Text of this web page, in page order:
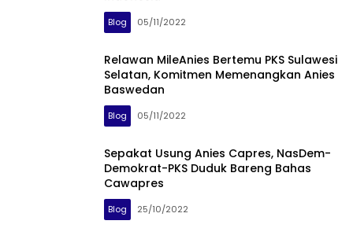
Blog 05/11/2022
Relawan MileAnies Bertemu PKS Sulawesi
Selatan, Komitmen Memenangkan Anies
Baswedan
Blog 05/11/2022
Sepakat Usung Anies Capres, NasDem-
Demokrat-PKS Duduk Bareng Bahas
Cawapres
Blog 25/10/2022